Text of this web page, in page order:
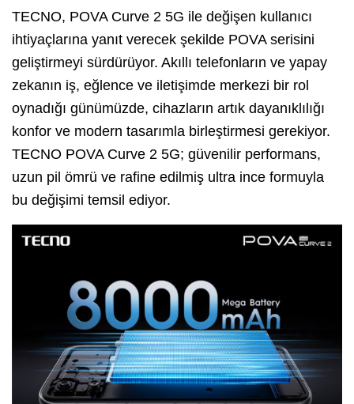
TECNO, POVA Curve 2 5G ile değişen kullanıcı
ihtiyaçlarına yanıt verecek şekilde POVA serisini
geliştirmeyi sürdürüyor. Akıllı telefonların ve yapay
zekanın iş, eğlence ve iletişimde merkezi bir rol
oynadığı günümüzde, cihazların artık dayanıklılığı
konfor ve modern tasarımla birleştirmesi gerekiyor.
TECNO POVA Curve 2 5G; güvenilir performans,
uzun pil ömrü ve rafine edilmiş ultra ince formuyla
bu değişimi temsil ediyor.